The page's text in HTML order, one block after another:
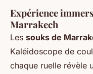
Expérience
Marrakech
Les souks de
Kaléidoscope de
chaque ruelle révèle